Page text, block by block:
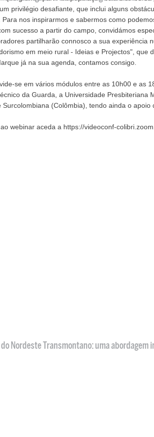
privilégio desafiante, que inclui alguns
Para nos inspirarmos e sabermos como
sucesso a partir do campo, convidámos
partilharão connosco a sua experiência
em meio rural - Ideias e Projectos", que
já na sua agenda, contamos consigo.
se em vários módulos entre as 10h00 e as
da Guarda, a Universidade Presbiteriana
Surcolombiana (Colômbia), tendo ainda o apoio
webinar aceda a https://videoconf-
Nordeste Transmontano: uma abordagem